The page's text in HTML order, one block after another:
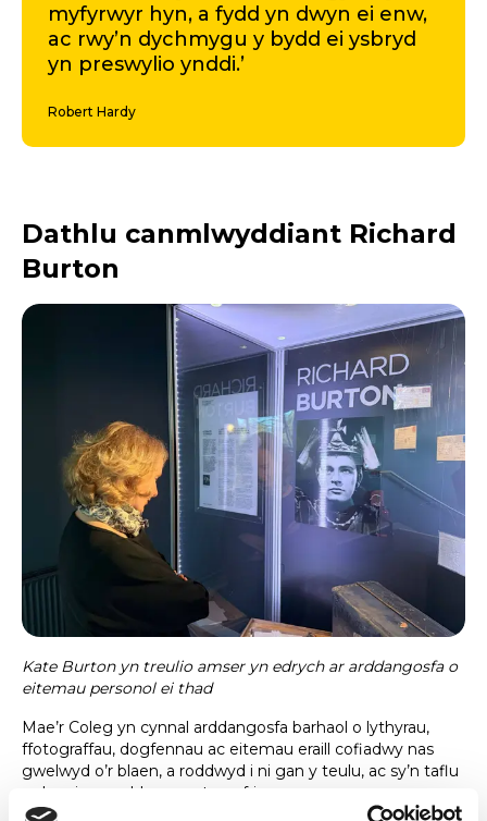
myfyrwyr hyn, a fydd yn dwyn ei enw,
ac rwy’n dychmygu y bydd ei ysbryd
yn preswylio ynddi.’
Robert Hardy
Dathlu canmlwyddiant Richard
Burton
Kate Burton yn treulio amser yn edrych ar arddangosfa o
eitemau personol ei thad
Mae’r Coleg yn cynnal arddangosfa barhaol o lythyrau,
ffotograffau, dogfennau ac eitemau eraill cofiadwy nas
gwelwyd o’r blaen, a roddwyd i ni gan y teulu, ac sy’n taflu
goleuni newydd ar yr actor o fri.